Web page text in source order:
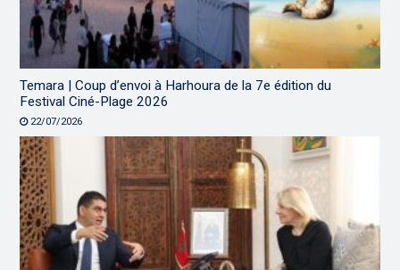
Temara | Coup d’envoi à Harhoura de la 7e édition du
Festival Ciné-Plage 2026
22/07/2026